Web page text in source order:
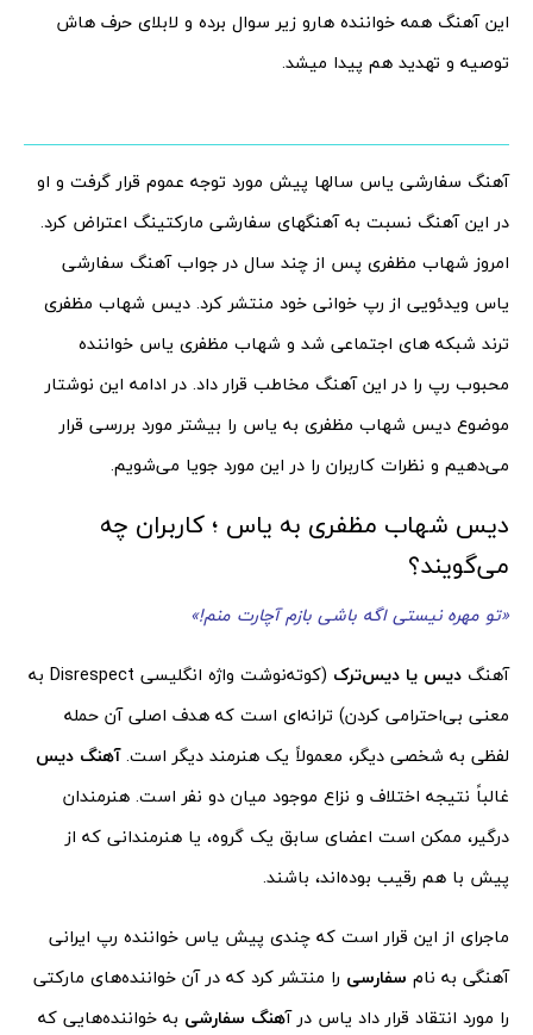
این آهنگ همه خواننده هارو زیر سوال برده و لابلای حرف هاش
توصیه و تهدید هم پیدا میشد.
آهنگ سفارشی یاس سالها پیش مورد توجه عموم قرار گرفت و او
در این آهنگ نسبت به آهنگهای سفارشی مارکتینگ اعتراض کرد.
امروز شهاب مظفری پس از چند سال در جواب آهنگ سفارشی
یاس ویدئویی از رپ خوانی خود منتشر کرد. دیس شهاب مظفری
ترند شبکه های اجتماعی شد و شهاب مظفری یاس خواننده
محبوب رپ را در این آهنگ مخاطب قرار داد. در ادامه این نوشتار
موضوع دیس شهاب مظفری به یاس را بیشتر مورد بررسی قرار
می‌دهیم و نظرات کاربران را در این مورد جویا می‌شویم.
دیس شهاب مظفری به یاس ؛ کاربران چه
می‌گویند؟
«تو مهره نیستی اگه باشی بازم آچارت منم!»
آهنگ دیس یا دیس‌ترک
(کوته‌نوشت واژه انگلیسی Disrespect به
معنی بی‌احترامی کردن) ترانه‌ای است که هدف اصلی آن حمله
لفظی به شخصی دیگر، معمولاً یک هنرمند دیگر است.آهنگ دیس
غالباً نتیجه اختلاف و نزاع موجود میان دو نفر است. هنرمندان
درگیر، ممکن است اعضای سابق یک گروه، یا هنرمندانی که از
پیش با هم رقیب بوده‌اند، باشند.
ماجرای از این قرار است که چندی پیش یاس خواننده رپ ایرانی
آهنگی به نام سفارسی را منتشر کرد که در آن خواننده‌های مارکتی
را مورد انتقاد قرار داد یاس در آهنگ سفارشی به خواننده‌هایی که